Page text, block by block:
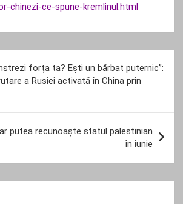
chinezi-ce-spune-kremlinul.html
forța ta? Ești un bărbat puternic”:
a Rusiei activată în China prin
putea recunoaște statul palestinian
în iunie